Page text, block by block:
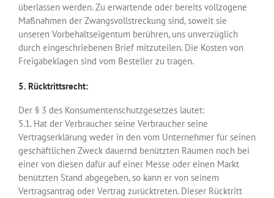
überlassen werden. Zu erwartende oder bereits vollzogene
Maßnahmen der Zwangsvollstreckung sind, soweit sie
unseren Vorbehaltseigentum berühren, uns unverzüglich
durch eingeschriebenen Brief mitzuteilen. Die Kosten von
Freigabeklagen sind vom Besteller zu tragen.
5. Rücktrittsrecht:
Der § 3 des Konsumentenschutzgesetzes lautet:
5.1. Hat der Verbraucher seine Verbraucher seine
Vertragserklärung weder in den vom Unternehmer für seinen
geschäftlichen Zweck dauernd benützten Räumen noch bei
einer von diesen dafür auf einer Messe oder einen Markt
benützten Stand abgegeben, so kann er von seinem
Vertragsantrag oder Vertrag zurücktreten. Dieser Rücktritt